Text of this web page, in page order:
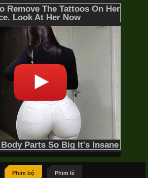
Phim bộ Phim lẻ